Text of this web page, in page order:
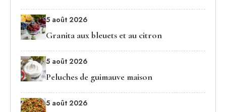
5 août 2026
Granita aux bleuets et au citron
5 août 2026
Peluches de guimauve maison
5 août 2026